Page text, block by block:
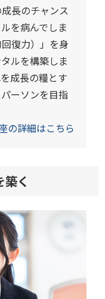
長のチャンス
を病んでしま
復力）」を身
ルを構築しま
成長の糧とす
ーソンを目指
の詳細はこちら
く